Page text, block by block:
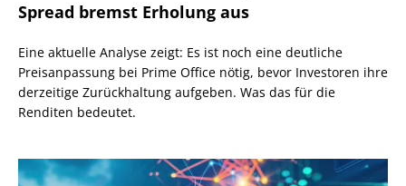
Spread bremst Erholung aus
Eine aktuelle Analyse zeigt: Es ist noch eine deutliche
Preisanpassung bei Prime Office nötig, bevor Investoren ihre
derzeitige Zurückhaltung aufgeben. Was das für die
Renditen bedeutet.